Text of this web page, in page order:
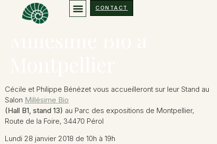
CONTACT
28, 29 et 30 janvier
Cécile et Philippe Bénézet vous accueilleront sur leur Stand au
Salon Millésime Bio
(Hall B1, stand 13) au Parc des expositions de Montpellier,
Route de la Foire, 34470 Pérol
Lundi 28 janvier 2018 de 10h à 19h